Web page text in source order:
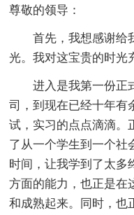
尊敬的领导：
首先，我想感谢给
光。我对这宝贵的时光
进入是我第一份正
司，到现在已经十年有
试，实习的点点滴滴。
了从一个学生到一个社
时间，让我学到了太多
方面的能力，也正是在
和成熟起来。同时，也